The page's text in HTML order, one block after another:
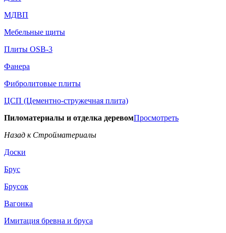
МДВП
Мебельные щиты
Плиты OSB-3
Фанера
Фибролитовые плиты
ЦСП (Цементно-стружечная плита)
Пиломатериалы и отделка деревомПросмотреть
Назад к Стройматериалы
Доски
Брус
Брусок
Вагонка
Имитация бревна и бруса